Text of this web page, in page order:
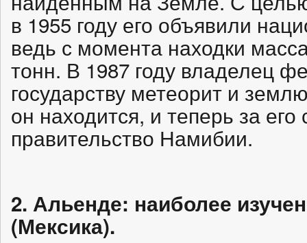
в 1955 году его объявили
ведь с момента находки
тонн. В 1987 году владелец
государству метеорит и
он находится, и теперь за
правительство Намибии.
2. Альенде: наиболее
(Мексика).